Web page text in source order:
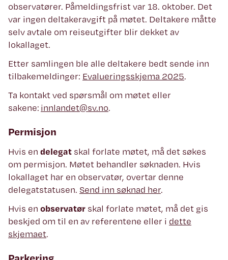
observatører. Påmeldingsfrist var 18. oktober. Det
var ingen deltakeravgift på møtet. Deltakere måtte
selv avtale om reiseutgifter blir dekket av
lokallaget.
Etter samlingen ble alle deltakere bedt sende inn
tilbakemeldinger: Evalueringsskjema 2025.
Ta kontakt ved spørsmål om møtet eller
sakene: innlandet@sv.no.
Permisjon
Hvis en delegat skal forlate møtet, må det søkes
om permisjon. Møtet behandler søknaden. Hvis
lokallaget har en observatør, overtar denne
delegatstatusen. Send inn søknad her.
Hvis en observatør skal forlate møtet, må det gis
beskjed om til en av referentene eller i dette
skjemaet.